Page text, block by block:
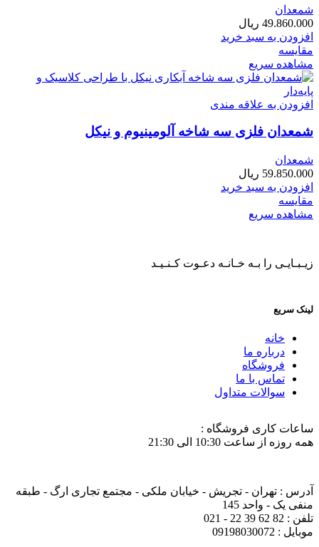
شمعدان
49.860.000 ریال
افزودن به سبد خرید
مقایسه
مشاهده سریع
افزودن به علاقه مندی
شمعدان فلزی سه شاخه آلومینیوم و نیکل
شمعدان
59.850.000 ریال
افزودن به سبد خرید
مقایسه
مشاهده سریع
زیـبـایـی را بـه خـانـه دعـوت کـنـیـد
لینک سریع
خانه
درباره ما
فروشگاه
تماس با ما
سوالات متداول
ساعات کاری فروشگاه :
همه روزه از ساعت 10:30 الی 21:30
آدرس : تهران - تجریش - خیابان ملکی - مجتمع تجاری ارگ - طبقه
منفی یک - واحد 145
تلفن : 82 62 39 22 - 021
موبایل : 09198030072